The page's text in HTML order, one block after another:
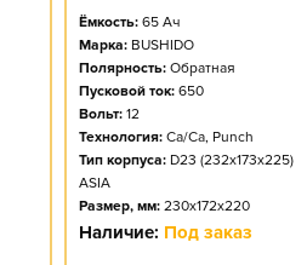
Ёмкость: 65 Ач
Марка: BUSHIDO
Полярность: Обратная
Пусковой ток: 650
Вольт: 12
Технология: Ca/Ca, Punch
Тип корпуса: D23 (232x173x225)
ASIA
Размер, мм: 230x172x220
Наличие: Под заказ